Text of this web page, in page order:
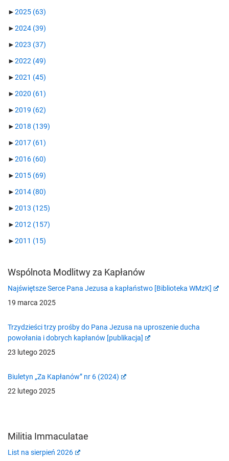
►2025 (63)
►2024 (39)
►2023 (37)
►2022 (49)
►2021 (45)
►2020 (61)
►2019 (62)
►2018 (139)
►2017 (61)
►2016 (60)
►2015 (69)
►2014 (80)
►2013 (125)
►2012 (157)
►2011 (15)
Wspólnota Modlitwy za Kapłanów
Najświętsze Serce Pana Jezusa a kapłaństwo [Biblioteka WMzK]
19 marca 2025
Trzydzieści trzy prośby do Pana Jezusa na uproszenie ducha
powołania i dobrych kapłanów [publikacja]
23 lutego 2025
Biuletyn „Za Kapłanów” nr 6 (2024)
22 lutego 2025
Militia Immaculatae
List na sierpień 2026